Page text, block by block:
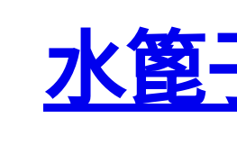
水篦